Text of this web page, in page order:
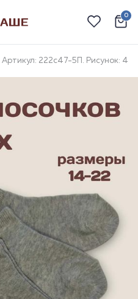
0
Артикул: 222с47-5П. Рисунок: 4